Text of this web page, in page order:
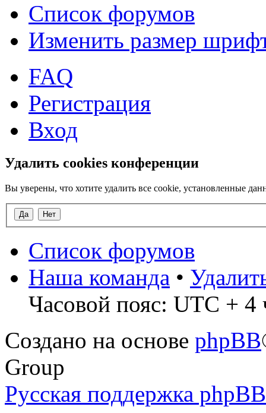
Список форумов
Изменить размер
FAQ
Регистрация
Вход
Удалить cookies конференции
Вы уверены, что хотите удалить все cookie, установленные
Список форумов
Наша команда •
Часовой пояс: UTC + 4
Создано на основе phpBB
Group
Русская поддержка phpBB